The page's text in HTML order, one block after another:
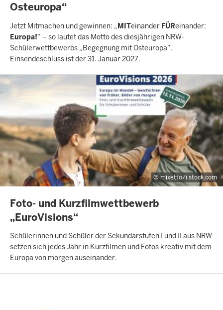
Osteuropa“
Jetzt Mitmachen und gewinnen: „MITeinander FÜReinander:
Europa!“ – so lautet das Motto des diesjährigen NRW-
Schülerwettbewerbs „Begegnung mit Osteuropa“.
Einsendeschluss ist der 31. Januar 2027.
mixetto/i.stock.com
INHALTSSEITE
Foto- und Kurzfilmwettbewerb
„EuroVisions“
Schülerinnen und Schüler der Sekundarstufen I und II aus NRW
setzen sich jedes Jahr in Kurzfilmen und Fotos kreativ mit dem
Europa von morgen auseinander.